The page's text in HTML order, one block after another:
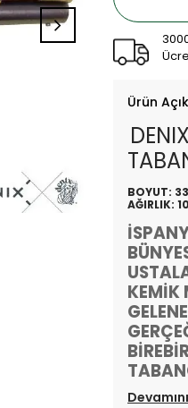
Ürün
BOYUT:
AĞIRLIK:
KEMİK